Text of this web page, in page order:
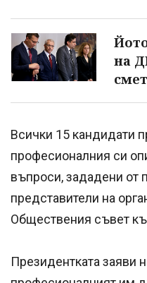
на
Всички 15 кандидати
професионалния си
въпроси, зададени от
представители на
Обществения съвет
Президентката заяви